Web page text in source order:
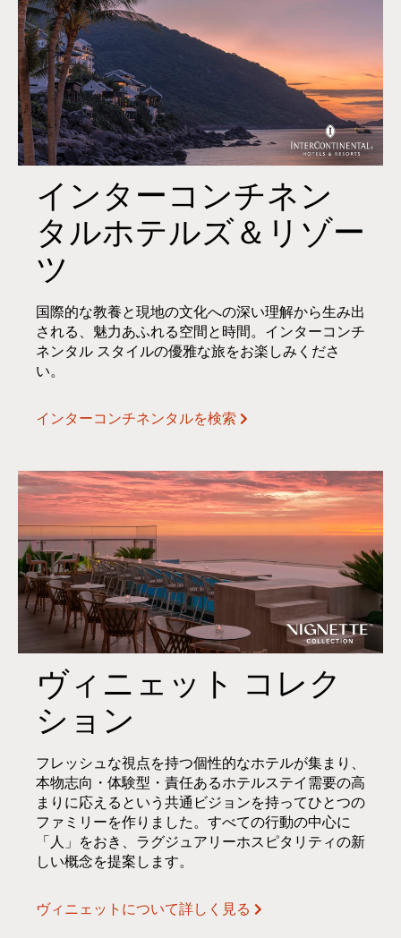
インターコンチネン
タルホテルズ＆リゾー
ツ
国際的な教養と現地の文化への深い理解から生み出
される、魅力あふれる空間と時間。インターコンチ
ネンタル スタイルの優雅な旅をお楽しみくださ
い。
インターコンチネンタルを検索
ヴィニェット コレク
ション
フレッシュな視点を持つ個性的なホテルが集まり、
本物志向・体験型・責任あるホテルステイ需要の高
まりに応えるという共通ビジョンを持ってひとつの
ファミリーを作りました。すべての行動の中心に
「人」をおき、ラグジュアリーホスピタリティの新
しい概念を提案します。
ヴィニェットについて詳しく見る